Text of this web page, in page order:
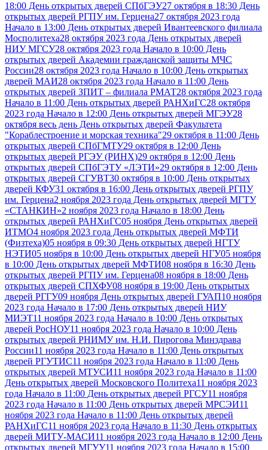
18:00 День открытых дверей СПбГЭУ27 октября в 18:30 День
открытых дверей РГПУ им. Герцена27 октября 2023 года
Начало в 13:00 День открытых дверей Ивантеевского филиала
Мосполитеха28 октября 2023 года День открытых дверей
НИУ МГСУ28 октября 2023 года Начало в 10:00 День
открытых дверей Академии гражданской защиты МЧС
России28 октября 2023 года Начало в 10:00 День открытых
дверей МАИ28 октября 2023 года Начало в 11:00 День
открытых дверей ЗПИТ – филиала РМАТ28 октября 2023 года
Начало в 11:00 День открытых дверей РАНХиГС28 октября
2023 года Начало в 12:00 День открытых дверей МГЭУ28
октября весь день День открытых дверей Факультета
"Кораблестроение и морская техника"29 октября в 11:00 День
открытых дверей СПбГМТУ29 октября в 12:00 День
открытых дверей РГЭУ (РИНХ)29 октября в 12:00 День
открытых дверей СПбГЭТУ «ЛЭТИ»29 октября в 12:00 День
открытых дверей СГУВТ30 октября в 10:00 День открытых
дверей КФУ31 октября в 16:00 День открытых дверей РГПУ
им. Герцена2 ноября 2023 года День открытых дверей МГТУ
«СТАНКИН»2 ноября 2023 года Начало в 18:00 День
открытых дверей РАНХиГС05 ноября День открытых дверей
ИТМО4 ноября 2023 года День открытых дверей МФТИ
(Физтеха)05 ноября в 09:30 День открытых дверей НГТУ
НЭТИ05 ноября в 10:00 День открытых дверей НГУ05 ноября
в 10:00 День открытых дверей МФТИ08 ноября в 16:30 День
открытых дверей РГПУ им. Герцена08 ноября в 18:00 День
открытых дверей СПХФУ08 ноября в 19:00 День открытых
дверей РГГУ09 ноября День открытых дверей ГУАП10 ноября
2023 года Начало в 17:00 День открытых дверей НИУ
МИЭТ11 ноября 2023 года Начало в 10:00 День открытых
дверей РосНОУ11 ноября 2023 года Начало в 10:00 День
открытых дверей РНИМУ им. Н.И. Пирогова Минздрава
России11 ноября 2023 года Начало в 11:00 День открытых
дверей РГУТИС11 ноября 2023 года Начало в 11:00 День
открытых дверей МТУСИ11 ноября 2023 года Начало в 11:00
День открытых дверей Московского Политеха11 ноября 2023
года Начало в 11:00 День открытых дверей РГСУ11 ноября
2023 года Начало в 11:00 День открытых дверей МРСЭИ11
ноября 2023 года Начало в 11:00 День открытых дверей
РАНХиГС11 ноября 2023 года Начало в 11:30 День открытых
дверей МИТУ-МАСИ11 ноября 2023 года Начало в 12:00 День
открытых дверей МГУУ11 ноября 2023 года Начало в 15:00